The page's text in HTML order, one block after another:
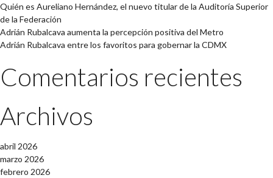
Quién es Aureliano Hernández, el nuevo titular de la Auditoría Superior
de la Federación
Adrián Rubalcava aumenta la percepción positiva del Metro
Adrián Rubalcava entre los favoritos para gobernar la CDMX
Comentarios recientes
Archivos
abril 2026
marzo 2026
febrero 2026